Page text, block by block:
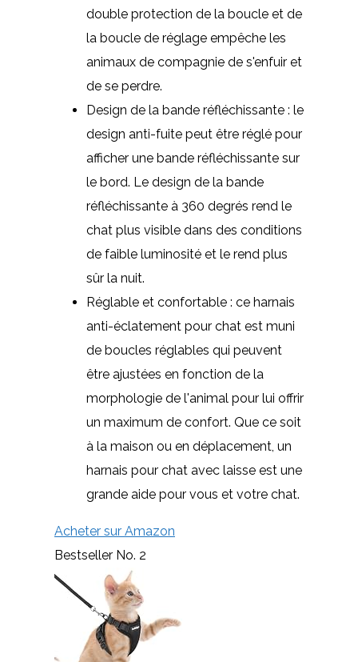
double protection de la boucle et de
la boucle de réglage empêche les
animaux de compagnie de s'enfuir et
de se perdre.
Design de la bande réfléchissante : le
design anti-fuite peut être réglé pour
afficher une bande réfléchissante sur
le bord. Le design de la bande
réfléchissante à 360 degrés rend le
chat plus visible dans des conditions
de faible luminosité et le rend plus
sûr la nuit.
Réglable et confortable : ce harnais
anti-éclatement pour chat est muni
de boucles réglables qui peuvent
être ajustées en fonction de la
morphologie de l'animal pour lui offrir
un maximum de confort. Que ce soit
à la maison ou en déplacement, un
harnais pour chat avec laisse est une
grande aide pour vous et votre chat.
Acheter sur Amazon
Bestseller No. 2